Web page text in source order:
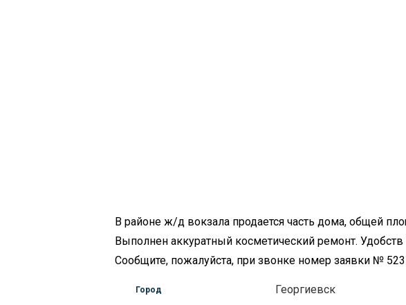
В районе ж/д вокзала продается часть дома, общей
Выполнен аккуратный косметический ремонт.
Сообщите, пожалуйста, при звонке номер заявки №
Город Георгиевск